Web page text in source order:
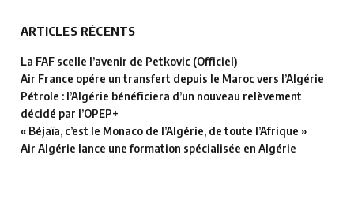
ARTICLES RÉCENTS
La FAF scelle l’avenir de Petkovic (Officiel)
Air France opére un transfert depuis le Maroc vers l’Algérie
Pétrole : l’Algérie bénéficiera d’un nouveau relèvement
décidé par l’OPEP+
« Béjaïa, c’est le Monaco de l’Algérie, de toute l’Afrique »
Air Algérie lance une formation spécialisée en Algérie